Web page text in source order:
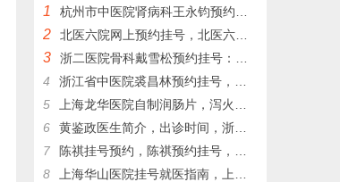
1 杭州市中医院肾病科王永钧预约挂号，王永钧为为更多的患者带来健康和希望。
2 北医六院网上预约挂号，北医六院代挂号，北医六院跑腿代挂号
3
浙二医院骨科戴雪松预约挂号：戴雪松关节镜技术的领航者，戴雪松；擅长疾病: 骨关节病和运动损伤
4
浙江省中医院裘昌林预约挂号，裘昌林挂号预约，裘昌林专家门诊挂号，解决就医难顾虑
5
上海龙华医院自制润肠片，泻火通便，用于湿热內盛，便秘腹胀，习惯性便秘
6
黄鉴政医生简介，出诊时间，浙二医院代挂号，浙二医院黄鉴政预约挂号
7
陈祺挂号预约，陈祺预约挂号，杭州生长发育陈祺代挂号​，杭州生长发育陈祺帮人挂号
8
上海华山医院挂号就医指南，上海各大医院网上预约挂号代配药